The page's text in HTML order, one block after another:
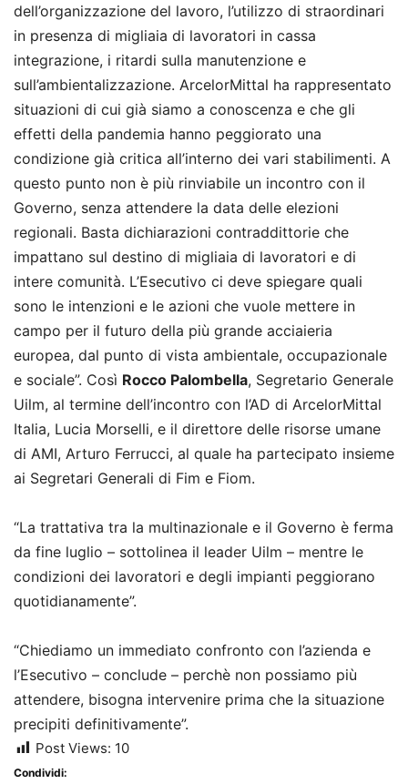
dell’organizzazione del lavoro, l’utilizzo di straordinari
in presenza di migliaia di lavoratori in cassa
integrazione, i ritardi sulla manutenzione e
sull’ambientalizzazione. ArcelorMittal ha rappresentato
situazioni di cui già siamo a conoscenza e che gli
effetti della pandemia hanno peggiorato una
condizione già critica all’interno dei vari stabilimenti. A
questo punto non è più rinviabile un incontro con il
Governo, senza attendere la data delle elezioni
regionali. Basta dichiarazioni contraddittorie che
impattano sul destino di migliaia di lavoratori e di
intere comunità. L’Esecutivo ci deve spiegare quali
sono le intenzioni e le azioni che vuole mettere in
campo per il futuro della più grande acciaieria
europea, dal punto di vista ambientale, occupazionale
e sociale”. Così Rocco Palombella, Segretario Generale
Uilm, al termine dell’incontro con l’AD di ArcelorMittal
Italia, Lucia Morselli, e il direttore delle risorse umane
di AMI, Arturo Ferrucci, al quale ha partecipato insieme
ai Segretari Generali di Fim e Fiom.
“La trattativa tra la multinazionale e il Governo è ferma
da fine luglio – sottolinea il leader Uilm – mentre le
condizioni dei lavoratori e degli impianti peggiorano
quotidianamente”.
“Chiediamo un immediato confronto con l’azienda e
l’Esecutivo – conclude – perchè non possiamo più
attendere, bisogna intervenire prima che la situazione
precipiti definitivamente”.
Post Views: 10
Condividi: